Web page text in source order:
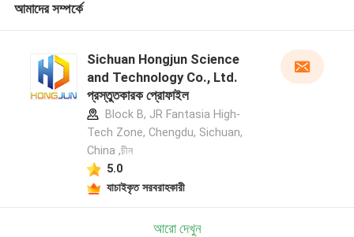
আমাদের সম্পর্কে
Sichuan Hongjun Science
and Technology Co., Ltd.
প্রস্তুতকারক প্রোফাইল
Block B, JR Fantasia High-
Tech Zone, Chengdu, Sichuan,
China ,চীন
5.0
যাচাইকৃত সরবরাহকারী
আরো দেখুন